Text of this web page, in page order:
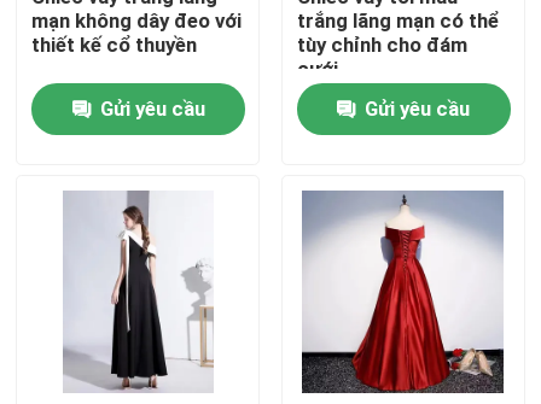
Trang chủ
Về chúng tôi
Tham quan nhà máy
mạn không dây đeo với
thiết kế cổ thuyền
Gửi yêu cầu
trắng lãng mạn có thể
tùy chỉnh cho đám
cưới
Gửi yêu cầu